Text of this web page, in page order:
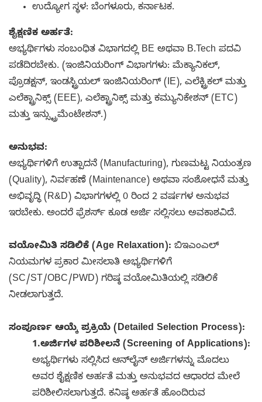
ಉದ್ಯೋಗ ಸ್ಥಳ: ಬೆಂಗಳೂರು, ಕರ್ನಾಟಕ.
ಶೈಕ್ಷಣಿಕ ಅರ್ಹತೆ:
ಅಭ್ಯರ್ಥಿಗಳು ಸಂಬಂಧಿತ ವಿಭಾಗದಲ್ಲಿ BE ಅಥವಾ B.Tech ಪದವಿ
ಪಡೆದಿರಬೇಕು. (ಇಂಜಿನಿಯರಿಂಗ್ ವಿಭಾಗಗಳು: ಮೆಕ್ಯಾನಿಕಲ್,
ಪ್ರೊಡಕ್ಷನ್, ಇಂಡಸ್ಟ್ರಿಯಲ್ ಇಂಜಿನಿಯರಿಂಗ್ (IE), ಎಲೆಕ್ಟ್ರಿಕಲ್ ಮತ್ತು
ಎಲೆಕ್ಟ್ರಾನಿಕ್ಸ್ (EEE), ಎಲೆಕ್ಟ್ರಾನಿಕ್ಸ್ ಮತ್ತು ಕಮ್ಯುನಿಕೇಶನ್ (ETC)
ಮತ್ತು ಇನ್ಸ್ಟ್ರುಮೆಂಟೇಶನ್.)
ಅನುಭವ:
ಅಭ್ಯರ್ಥಿಗಳಿಗೆ ಉತ್ಪಾದನೆ (Manufacturing), ಗುಣಮಟ್ಟ ನಿಯಂತ್ರಣ
(Quality), ನಿರ್ವಹಣೆ (Maintenance) ಅಥವಾ ಸಂಶೋಧನೆ ಮತ್ತು
ಅಭಿವೃದ್ಧಿ (R&D) ವಿಭಾಗಗಳಲ್ಲಿ 0 ರಿಂದ 2 ವರ್ಷಗಳ ಅನುಭವ
ಇರಬೇಕು. ಅಂದರೆ ಫ್ರೆಶರ್ಸ್ ಕೂಡ ಅರ್ಜಿ ಸಲ್ಲಿಸಲು ಅವಕಾಶವಿದೆ.
ವಯೋಮಿತಿ ಸಡಿಲಿಕೆ (Age Relaxation): ಬಿಇಎಂಎಲ್
ನಿಯಮಗಳ ಪ್ರಕಾರ ಮೀಸಲಾತಿ ಅಭ್ಯರ್ಥಿಗಳಿಗೆ
(SC/ST/OBC/PWD) ಗರಿಷ್ಠ ವಯೋಮಿತಿಯಲ್ಲಿ ಸಡಿಲಿಕೆ
ನೀಡಲಾಗುತ್ತದೆ.
ಸಂಪೂರ್ಣ ಆಯ್ಕೆ ಪ್ರಕ್ರಿಯೆ (Detailed Selection Process):
1.ಅರ್ಜಿಗಳ ಪರಿಶೀಲನೆ (Screening of Applications):
ಅಭ್ಯರ್ಥಿಗಳು ಸಲ್ಲಿಸಿದ ಆನ್‌ಲೈನ್ ಅರ್ಜಿಗಳನ್ನು ಮೊದಲು
ಅವರ ಶೈಕ್ಷಣಿಕ ಅರ್ಹತೆ ಮತ್ತು ಅನುಭವದ ಆಧಾರದ ಮೇಲೆ
ಪರಿಶೀಲಿಸಲಾಗುತ್ತದೆ. ಕನಿಷ್ಠ ಅರ್ಹತೆ ಹೊಂದಿರುವ